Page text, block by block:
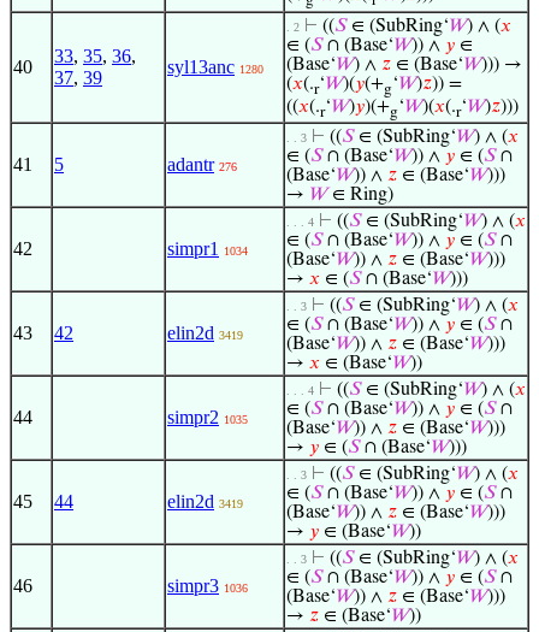
40
33, 35, 36,
37, 39
syl13anc 1280
. 2 ⊢ ((𝑆∈ (SubRing‘𝑊) ∧ (𝑥
∈ (𝑆∩ (Base‘𝑊)) ∧ 𝑦 ∈
(Base‘𝑊) ∧ 𝑧 ∈ (Base‘𝑊))) →
(𝑥(.r‘𝑊)(𝑦(+g‘𝑊)𝑧)) =
((𝑥(.r‘𝑊)𝑦)(+g‘𝑊)(𝑥(.r‘𝑊)𝑧)))
41 5 adantr 276
. . 3 ⊢ ((𝑆∈ (SubRing‘𝑊) ∧ (𝑥
∈ (𝑆∩ (Base‘𝑊)) ∧ 𝑦 ∈ (𝑆∩
(Base‘𝑊)) ∧ 𝑧 ∈ (Base‘𝑊)))
→ 𝑊∈ Ring)
42 simpr1 1034
. . . 4 ⊢ ((𝑆∈ (SubRing‘𝑊) ∧ (𝑥
∈ (𝑆∩ (Base‘𝑊)) ∧ 𝑦 ∈ (𝑆∩
(Base‘𝑊)) ∧ 𝑧 ∈ (Base‘𝑊)))
→ 𝑥 ∈ (𝑆∩ (Base‘𝑊)))
43 42 elin2d 3419
. . 3 ⊢ ((𝑆∈ (SubRing‘𝑊) ∧ (𝑥
∈ (𝑆∩ (Base‘𝑊)) ∧ 𝑦 ∈ (𝑆∩
(Base‘𝑊)) ∧ 𝑧 ∈ (Base‘𝑊)))
→ 𝑥 ∈ (Base‘𝑊))
44 simpr2 1035
. . . 4 ⊢ ((𝑆∈ (SubRing‘𝑊) ∧ (𝑥
∈ (𝑆∩ (Base‘𝑊)) ∧ 𝑦 ∈ (𝑆∩
(Base‘𝑊)) ∧ 𝑧 ∈ (Base‘𝑊)))
→ 𝑦 ∈ (𝑆∩ (Base‘𝑊)))
45 44 elin2d 3419
. . 3 ⊢ ((𝑆∈ (SubRing‘𝑊) ∧ (𝑥
∈ (𝑆∩ (Base‘𝑊)) ∧ 𝑦 ∈ (𝑆∩
(Base‘𝑊)) ∧ 𝑧 ∈ (Base‘𝑊)))
→ 𝑦 ∈ (Base‘𝑊))
46 simpr3 1036
. . 3 ⊢ ((𝑆∈ (SubRing‘𝑊) ∧ (𝑥
∈ (𝑆∩ (Base‘𝑊)) ∧ 𝑦 ∈ (𝑆∩
(Base‘𝑊)) ∧ 𝑧 ∈ (Base‘𝑊)))
→ 𝑧 ∈ (Base‘𝑊))